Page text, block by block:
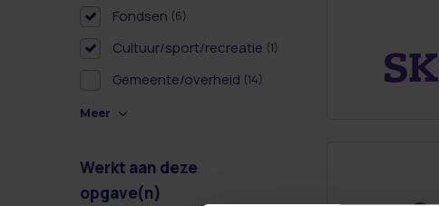
Fondsen (6)
Cultuur/sport/recreatie (1)
Gemeente/overheid (14)
Meer
Werkt aan deze
opgave(n)